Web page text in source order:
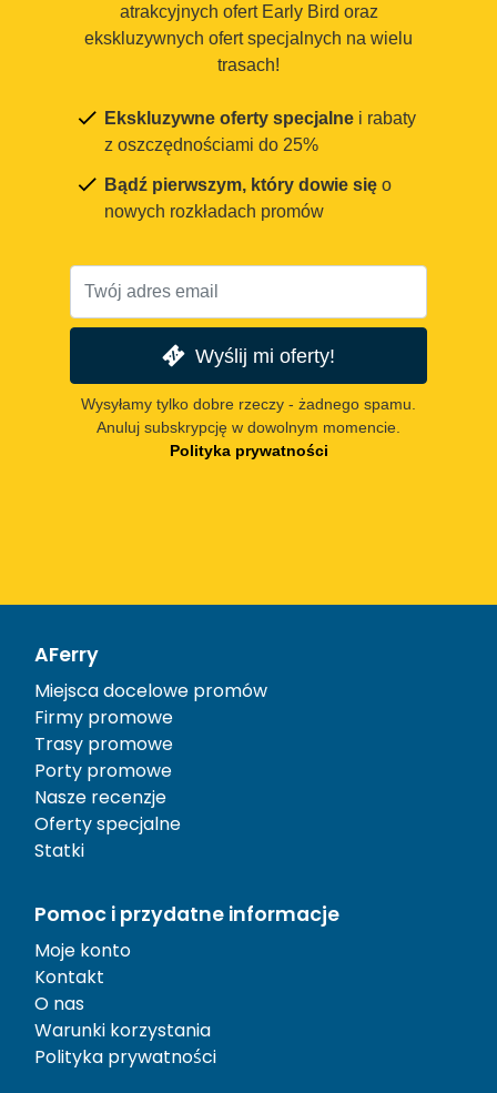
atrakcyjnych ofert Early Bird oraz
ekskluzywnych ofert specjalnych na wielu
trasach!
Ekskluzywne oferty specjalne i rabaty
z oszczędnościami do 25%
Bądź pierwszym, który dowie się o
nowych rozkładach promów
Wyślij mi oferty!
Wysyłamy tylko dobre rzeczy - żadnego spamu.
Anuluj subskrypcję w dowolnym momencie.
Polityka prywatności
AFerry
Miejsca docelowe promów
Firmy promowe
Trasy promowe
Porty promowe
Nasze recenzje
Oferty specjalne
Statki
Pomoc i przydatne informacje
Moje konto
Kontakt
O nas
Warunki korzystania
Polityka prywatności